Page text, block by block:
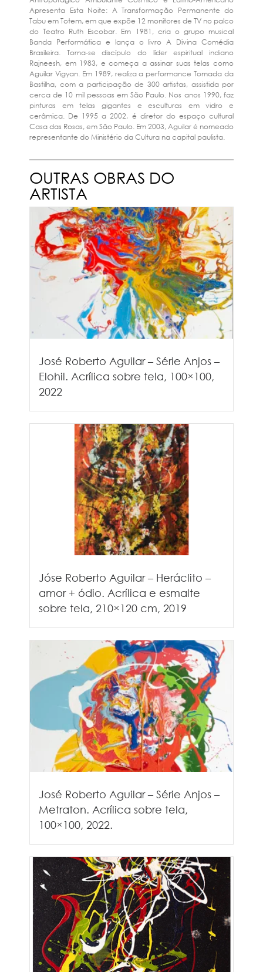
Apresenta Esta Noite: A Transformação Permanente do
Tabu em Totem, em que expõe 12 monitores de TV no palco
do Teatro Ruth Escobar. Em 1981, cria o grupo musical
Banda Performática e lança o livro A Divina Comédia
Brasileira. Torna-se discípulo do líder espiritual indiano
Rajneesh, em 1983, e começa a assinar suas telas como
Aguilar Vigyan. Em 1989, realiza a performance Tomada da
Bastilha, com a participação de 300 artistas, assistida por
cerca de 10 mil pessoas em São Paulo. Nos anos 1990, faz
pinturas em telas gigantes e esculturas em vidro e
cerâmica. De 1995 a 2002, é diretor do espaço cultural
Casa das Rosas, em São Paulo. Em 2003, Aguilar é nomeado
representante do Ministério da Cultura na capital paulista.
OUTRAS OBRAS DO
ARTISTA
José Roberto Aguilar – Série Anjos –
Elohil. Acrílica sobre tela, 100×100,
2022
Jóse Roberto Aguilar – Heráclito –
amor + ódio. Acrílica e esmalte
sobre tela, 210×120 cm, 2019
José Roberto Aguilar – Série Anjos –
Metraton. Acrílica sobre tela,
100×100, 2022.